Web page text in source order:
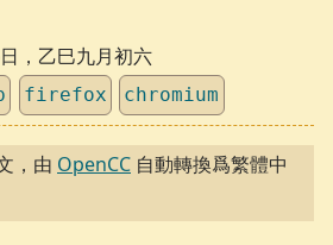
，乙巳九月初六
firefox chromium
，由 OpenCC 自動轉換爲繁體中